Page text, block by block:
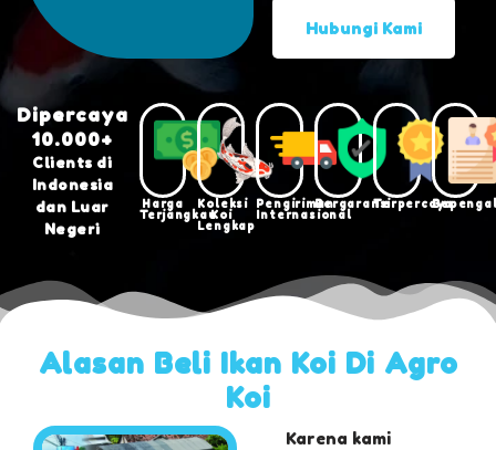
Hubungi Kami
Dipercaya
10.000+
Clients di
Indonesia
dan Luar
Negeri
Harga
Terjangkau
Koleksi
Koi
Lengkap
Pengiriman
Internasional
BergaransiTerpercaya
Alasan Beli Ikan Koi Di Agro
Koi
Karena kami